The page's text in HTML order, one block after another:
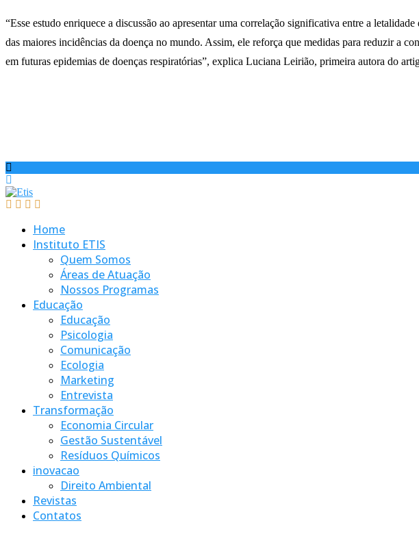
“Esse estudo enriquece a discussão ao apresentar uma correlação significativa entre a
das maiores incidências da doença no mundo. Assim, ele reforça que medidas para reduzir a
em futuras epidemias de doenças respiratórias”, explica Luciana Leirião, primeira autora do
Home
Instituto ETIS
Quem Somos
Áreas de Atuação
Nossos Programas
Educação
Educação
Psicologia
Comunicação
Ecologia
Marketing
Entrevista
Transformação
Economia Circular
Gestão Sustentável
Resíduos Químicos
inovacao
Direito Ambiental
Revistas
Contatos